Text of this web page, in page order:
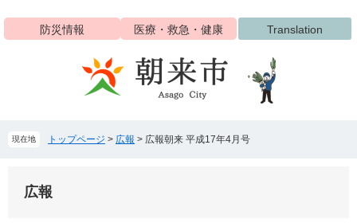
ジ
ュ
防災情報 医療・救急・健康 Translation
現在地 トップページ > 広報 > 広報朝来 平成17年4月号
広報